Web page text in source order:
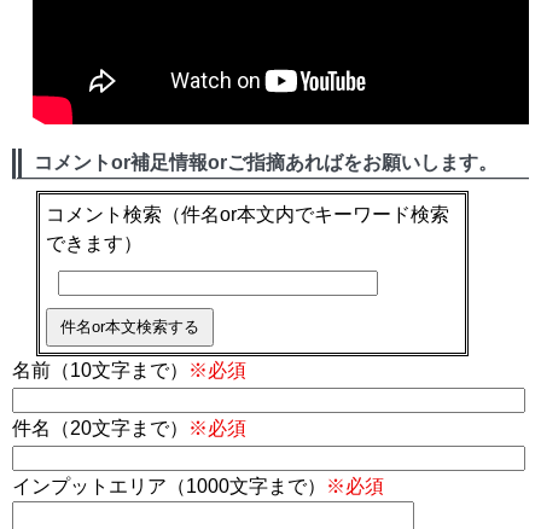
コメントor補足情報orご指摘あればをお願いします。
コメント検索 （件名or本文内でキーワード検索
できます）
名前（10文字まで） ※必須
件名（20文字まで） ※必須
インプットエリア（1000文字まで） ※必須